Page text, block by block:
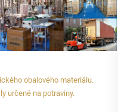
obalového materiálu.
určené na potraviny.